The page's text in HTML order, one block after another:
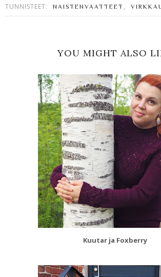
TUNNISTEET: NAISTENVAATTEET ,
YOU MIGHT ALSO
Kuutar ja Foxberry